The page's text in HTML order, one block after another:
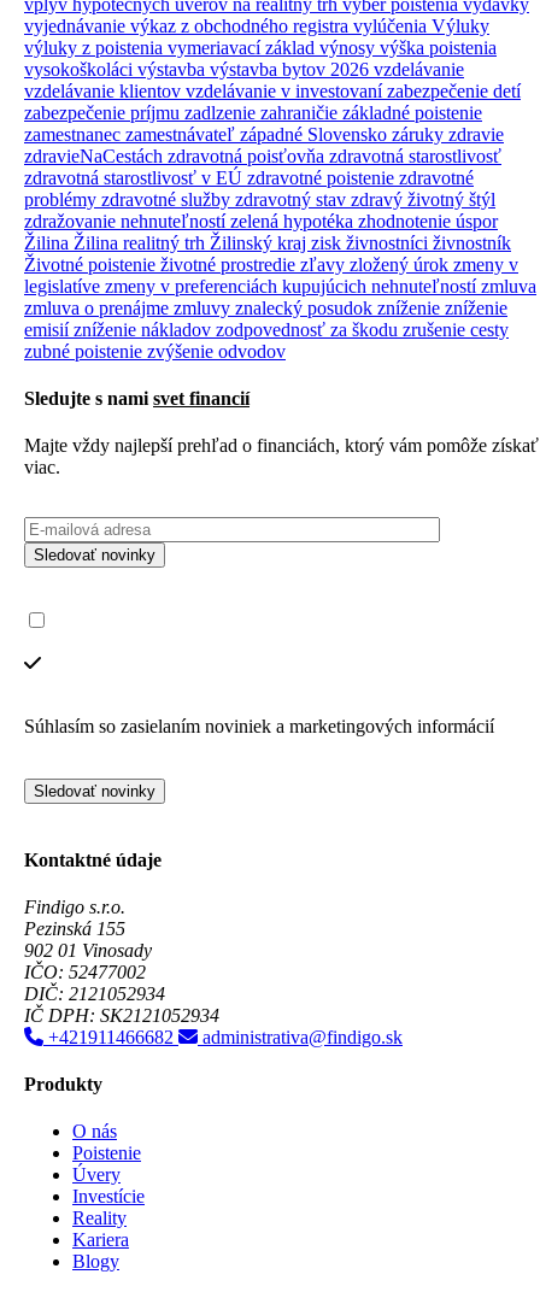
vyjednávanie výkaz z obchodného registra vylúčenia Výluky
výluky z poistenia vymeriavací základ výnosy výška poistenia
vysokoškoláci výstavba výstavba bytov 2026 vzdelávanie
vzdelávanie klientov vzdelávanie v investovanízabezpečenie detí
zabezpečenie príjmu zadlzenie zahraničie základné poistenie
zamestnanec zamestnávateľ západné Slovensko záruky zdravie
zdravieNaCestách zdravotná poisťovňa zdravotná starostlivosť
zdravotná starostlivosť v EÚ zdravotné poistenie zdravotné
problémy zdravotné služby zdravotný stav zdravý životný štýl
zdražovanie nehnuteľnostízelená hypotéka zhodnotenie úspor
Žilina Žilina realitný trh Žilinský kraj zisk živnostníci živnostník
Životné poistenie životné prostredie zľavy zložený úrok zmeny v
legislatíve zmeny v preferenciách kupujúcich nehnuteľnostízmluva
zmluva o prenájme zmluvy znalecký posudok zníženie zníženie
emisiízníženie nákladov zodpovednosť za škodu zrušenie cesty
zubné poistenie zvýšenie odvodov
Sledujte s nami svet financií
Majte vždy najlepší prehľad o financiách, ktorý vám pomôže získať
viac.
Sledovať novinky
Súhlasím so zasielaním noviniek a marketingových informácií
Sledovať novinky
Kontaktné údaje
Findigo s.r.o.
Pezinská 155
902 01 Vinosady
IČO: 52477002
DIČ: 2121052934
IČ DPH: SK2121052934
+421911466682
administrativa@findigo.sk
Produkty
O nás
Poistenie
Úvery
Investície
Reality
Kariera
Blogy